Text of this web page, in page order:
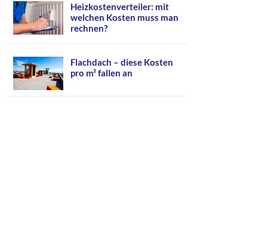
Heizkostenverteiler: mit
welchen Kosten muss man
rechnen?
Flachdach – diese Kosten
pro m² fallen an